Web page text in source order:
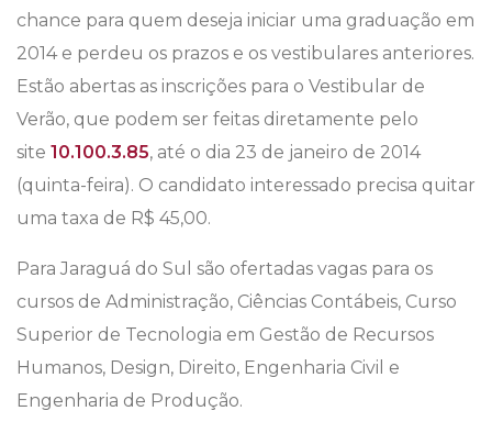
chance para quem deseja iniciar uma graduação em
2014 e perdeu os prazos e os vestibulares anteriores.
Estão abertas as inscrições para o Vestibular de
Verão, que podem ser feitas diretamente pelo
site 10.100.3.85, até o dia 23 de janeiro de 2014
(quinta-feira). O candidato interessado precisa quitar
uma taxa de R$ 45,00.
Para Jaraguá do Sul são ofertadas vagas para os
cursos de Administração, Ciências Contábeis, Curso
Superior de Tecnologia em Gestão de Recursos
Humanos, Design, Direito, Engenharia Civil e
Engenharia de Produção.